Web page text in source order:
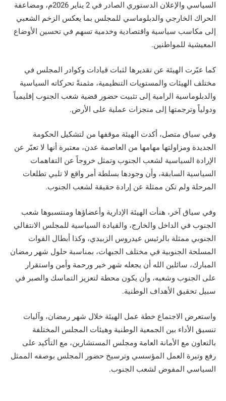
السياسي والإعلان الدستوري الصادر في 2 يناير 2026م، ومضاعفة
الحراك الخارجي والدبلوماسي للمجلس بما يعكس الزخم الشعبي
إلى مكاسب سياسية واقتصادية وخدمية تسهم في تحسين الأوضاع
المعيشية للمواطنين.
كما عبّرت الهيئة عن تقديرها لثبات قيادات وكوادر المجلس في
مختلف الهيئات والمستويات التنظيمية، مثمنةً تحركاته السياسية
والدبلوماسية الرامية إلى تثبيت حضور قضية شعب الجنوب إقليمياً
ودولياً وترجمتها إلى منجزات عملية على الأرض.
وفي سياق متصل، أكدت الهيئة موقفها من لتشكيل الحكومة
الجديدة ومزاولتها مهامها من العاصمة عدن، معتبرة أنها لا تعبّر عن
الإرادة السياسية لشعب الجنوب وتمثل خروجاً عن التفاهمات
السياسية السابقة، وأن وجودها بسلطة أمر واقع لا تلبي تطلعات
المرحلة ولم تكن ممثلة عن إرادة حقيقة لشعب الجنوب.
وفي سياق آخر، هنأت الهيئة الإدارية وأعضاؤها ومنتسبوها شعب
الجنوب في الداخل والخارج، والقيادة السياسية للمجلس الانتقالي
الجنوبي ممثلة بالرئيس عيدروس الزبيدي، وكذا أبطال القوات
المسلحة الجنوبية في مختلف الجبهات، بمناسبة حلول شهر رمضان
المبارك، سائلين الله أن يجعله شهر خير ورحمة وأمن واستقرار
على الجنوب وشعبه، وأن يكون محطة لتعزيز التماسك والصبر في
سبيل تحقيق الأهداف الوطنية.
واستعرض الاجتماع خطة عمل الهيئة خلال شهر رمضان، وآليات
تنسيق الأداء بين الجمعية الوطنية وهيئات المجلس المختلفة
بالتعاون مع الأمانة العامة ومجلس المستشارين، مع التأكيد على
رفع وتيرة العمل المؤسسي وترسيخ حضور المجلس بوصفه الممثل
السياسي المفوض لشعب الجنوب.